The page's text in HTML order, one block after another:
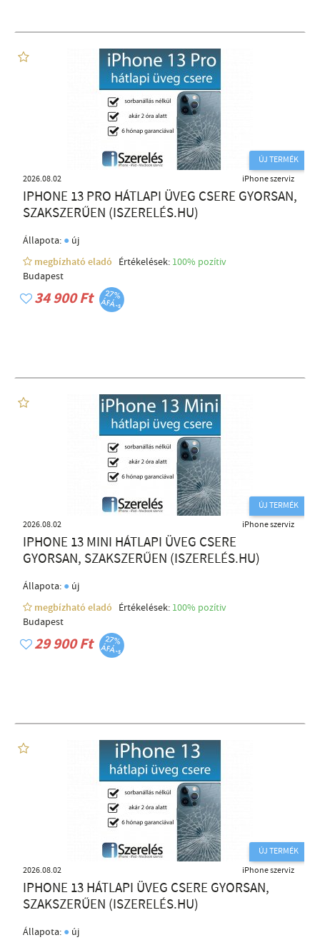
ÚJ TERMÉK
2026.08.02
iPhone szerviz
IPHONE 13 PRO HÁTLAPI ÜVEG CSERE GYORSAN,
SZAKSZERŰEN (ISZERELÉS.HU)
Állapota: ● új
megbízható eladó
Értékelések: 100% pozítiv
Budapest
34 900 Ft
ÚJ TERMÉK
2026.08.02
iPhone szerviz
IPHONE 13 MINI HÁTLAPI ÜVEG CSERE
GYORSAN, SZAKSZERŰEN (ISZERELÉS.HU)
Állapota: ● új
megbízható eladó
Értékelések: 100% pozítiv
Budapest
29 900 Ft
ÚJ TERMÉK
2026.08.02
iPhone szerviz
IPHONE 13 HÁTLAPI ÜVEG CSERE GYORSAN,
SZAKSZERŰEN (ISZERELÉS.HU)
Állapota: ● új